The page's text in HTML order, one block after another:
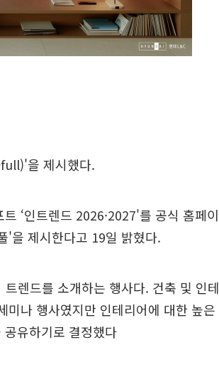
을 제시했다.
‘인트렌드 2026·2027'를 공식 홈페이
'을 제시한다고 19일 밝혔다.
렌드를 소개하는 행사다. 건축 및 인테
미나 행사였지만 인테리어에 대한 높은
유하기로 결정했다